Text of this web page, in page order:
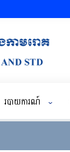
របាយការណ៍